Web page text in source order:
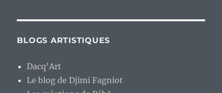
BLOGS ARTISTIQUES
Dacq'Art
Le blog de Djimi Fagniot